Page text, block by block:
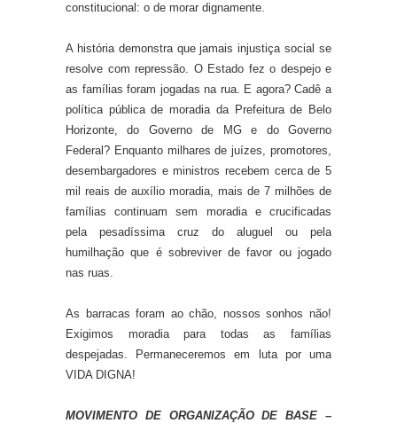
constitucional: o de morar dignamente.
A história demonstra que jamais injustiça social se
resolve com repressão. O Estado fez o despejo e
as famílias foram jogadas na rua. E agora? Cadê a
política pública de moradia da Prefeitura de Belo
Horizonte, do Governo de MG e do Governo
Federal? Enquanto milhares de juízes, promotores,
desembargadores e ministros recebem cerca de 5
mil reais de auxílio moradia, mais de 7 milhões de
famílias continuam sem moradia e crucificadas
pela pesadíssima cruz do aluguel ou pela
humilhação que é sobreviver de favor ou jogado
nas ruas.
As barracas foram ao chão, nossos sonhos não!
Exigimos moradia para todas as famílias
despejadas. Permaneceremos em luta por uma
VIDA DIGNA!
MOVIMENTO DE ORGANIZAÇÃO DE BASE –